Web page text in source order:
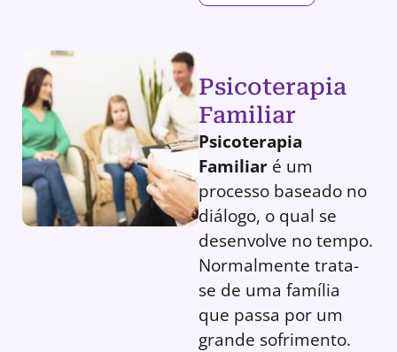
Psicoterapia
Familiar
Psicoterapia
Familiar é um
processo baseado no
diálogo, o qual se
desenvolve no tempo.
Normalmente trata-
se de uma família
que passa por um
grande sofrimento.